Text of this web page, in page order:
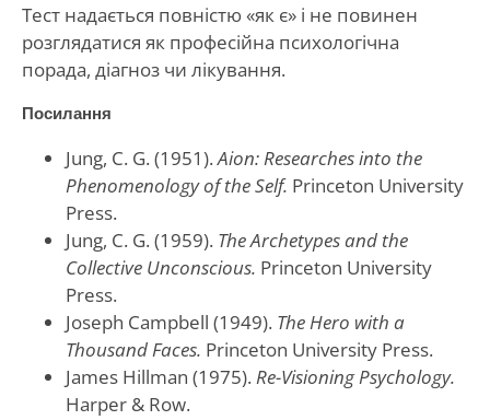
Тест надається повністю «як є» і не повинен
розглядатися як професійна психологічна
порада, діагноз чи лікування.
Посилання
Jung, C. G. (1951).Aion: Researches into the
Phenomenology of the Self. Princeton University
Press.
Jung, C. G. (1959). The Archetypes and the
Collective Unconscious. Princeton University
Press.
Joseph Campbell (1949). The Hero with a
Thousand Faces. Princeton University Press.
James Hillman (1975). Re-Visioning Psychology.
Harper & Row.